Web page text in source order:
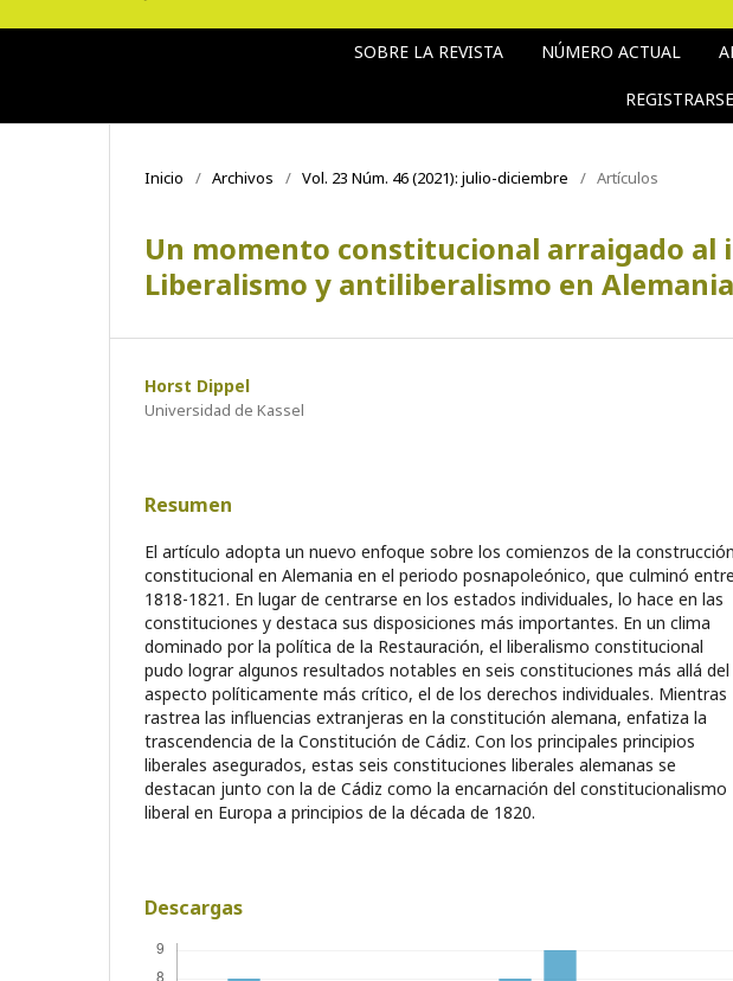
SOBRE LA REVISTA NÚMERO ACTUAL
REGISTRARSE
Inicio / Archivos / Vol. 23 Núm. 46 (2021): julio-diciembre / Artículos
Un momento constitucional arraigado al
Liberalismo y antiliberalismo en
Horst Dippel
Universidad de Kassel
Resumen
El artículo adopta un nuevo enfoque sobre los comienzos de la construcción
constitucional en Alemania en el periodo posnapoleónico, que culminó entre
1818-1821. En lugar de centrarse en los estados individuales, lo hace en las
constituciones y destaca sus disposiciones más importantes. En un clima
dominado por la política de la Restauración, el liberalismo constitucional
pudo lograr algunos resultados notables en seis constituciones más allá del
aspecto políticamente más crítico, el de los derechos individuales. Mientras
rastrea las influencias extranjeras en la constitución alemana, enfatiza la
trascendencia de la Constitución de Cádiz. Con los principales principios
liberales asegurados, estas seis constituciones liberales alemanas se
destacan junto con la de Cádiz como la encarnación del constitucionalismo
liberal en Europa a principios de la década de 1820.
Descargas